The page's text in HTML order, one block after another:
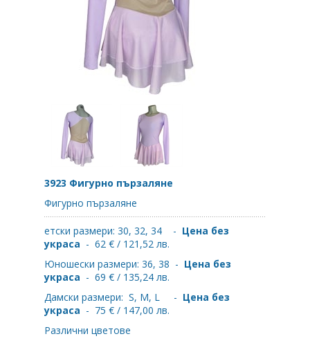
3923 Фигурно пързаляне
Фигурно пързаляне
етски размери: 30, 32, 34 - Цена без
украса - 62 € / 121,52 лв.
Юношески размери: 36, 38 - Цена без
украса - 69 € / 135,24 лв.
Дамски размери: S, M, L - Цена без
украса - 75 € / 147,00 лв.
Различни цветове